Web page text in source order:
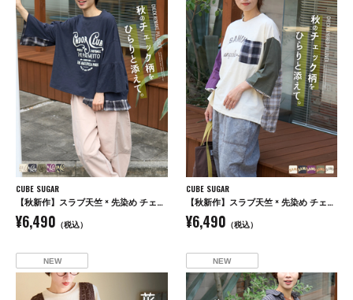
CUBE SUGAR
【秋新作】スラブ天竺 × 先染め チェック 裾フリル リメイク風 プルオーバー Tシャツ
¥6,490 （税込）
CUBE SUGAR
【秋新作】スラブ天竺 × 先染め チェック ポケ付 リメイク風 プルオーバー Tシャツ
¥6,490 （税込）
NEW NEW